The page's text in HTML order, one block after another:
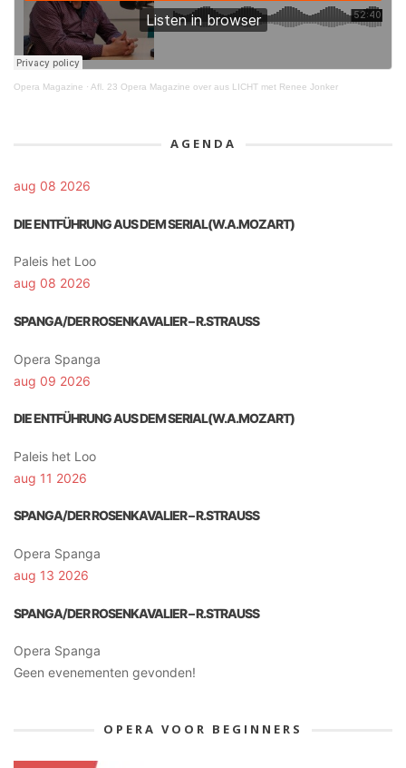
Opera Magazine · Afl. 23 Opera Magazine over aus LICHT met Renee Jonker
AGENDA
aug 08 2026
DIE ENTFÜHRUNG AUS DEM SERIAL(W.A.MOZART)
Paleis het Loo
aug 08 2026
SPANGA/DER ROSENKAVALIER – R.STRAUSS
Opera Spanga
aug 09 2026
DIE ENTFÜHRUNG AUS DEM SERIAL(W.A.MOZART)
Paleis het Loo
aug 11 2026
SPANGA/DER ROSENKAVALIER – R.STRAUSS
Opera Spanga
aug 13 2026
SPANGA/DER ROSENKAVALIER – R.STRAUSS
Opera Spanga
Geen evenementen gevonden!
OPERA VOOR BEGINNERS